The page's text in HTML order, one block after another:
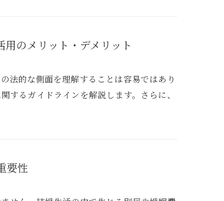
のメリット・デメリット
法的な側面を理解することは容易ではあり
するガイドラインを解説します。さらに、
要性